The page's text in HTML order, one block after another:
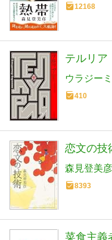
12168
テルリア
ウラジー
410
恋文の技
森見登美彦
8393
菜食主義